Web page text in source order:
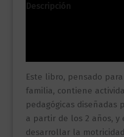
Descripción
Este libro, pensado
familia, contiene
pedagógicas diseñadas
a partir de los 2 años, y
desarrollar la